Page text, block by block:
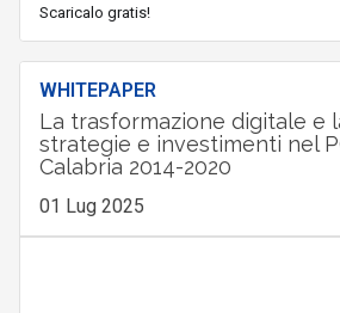
Scaricalo gratis!
WHITEPAPER
La trasformazione digitale e
strategie e investimenti nel
Calabria 2014-2020
01 Lug 2025